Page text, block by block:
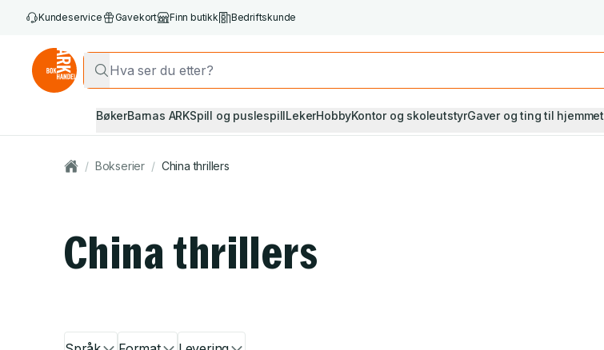
Kundeservice Gavekort Finn butikk Bedriftskunde
BøkerBarnas ARKSpill og puslespillLekerHobbyKontor og skoleutstyrGaver og ting til hjemmet
/ Bokserier / China thrillers
China thrillers